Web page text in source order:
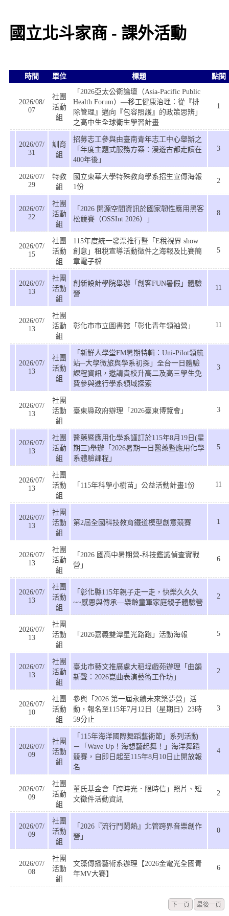
國立北斗家商 - 課外活動
時間 單位 標題 點閱
2026/08/
07
社團
活動
組
「2026亞太公衛論壇（Asia-Pacific Public
Health Forum）—移工健康治理：從『排
除管理』邁向『包容照護』的政策思辨」
之高中生全球衛生學習計畫
1
2026/07/
31
訓育
組
招募志工參與由臺南青年志工中心舉辦之
「年度主題式服務方案：漫遊古都走讀在
400年後」
3
2026/07/
29
特教
組
國立東華大學特殊教育學系招生宣傳海報
1份
2
2026/07/
22
社團
活動
組
「2026 開源空間資訊於國家韌性應用黑客
松競賽（OSSInt 2026）」
8
2026/07/
15
社團
活動
組
115年度統一發票推行暨「E稅視界 show
創意」租稅宣導活動徵件之海報及比賽簡
章電子檔
5
2026/07/
13
社團
活動
組
創新設計學院舉辦「創客FUN暑假」體驗
營
11
2026/07/
13
社團
活動
組
彰化市市立圖書館「彰化青年領袖營」 11
2026/07/
13
社團
活動
組
「新鮮人學堂FM暑期特輯：Uni-Pilot領航
站─大學微旅與學系初探」全台一日體驗
課程資訊，邀請貴校升高二及高三學生免
費參與進行學系領域探索
3
2026/07/
13
社團
活動
組
臺東縣政府辦理「2026臺東博覽會」 3
2026/07/
13
社團
活動
組
醫藥暨應用化學系謹訂於115年8月19日(星
期三)舉辦「2026暑期一日醫藥暨應用化學
系體驗課程」
5
2026/07/
13
社團
活動
組
「115年科學小樹苗」公益活動計畫1份 11
2026/07/
13
社團
活動
組
第2屆全國科技教育鐵道模型創意競賽 1
2026/07/
13
社團
活動
組
「2026 國高中暑期營-科技鑑識偵查實戰
營」
6
2026/07/
13
社團
活動
組
「彰化縣115年親子走一走，快樂久久久
~~感恩與傳承—樂齡童軍家庭親子體驗營
2
2026/07/
13
社團
活動
組
「2026嘉義雙潭星光路跑」活動海報 5
2026/07/
13
社團
活動
組
臺北市藝文推廣處大稻埕戲苑辦理「曲韻
新聲：2026崑曲表演藝術工作坊」
2
2026/07/
10
社團
活動
組
參與「2026 第一屆永續未來築夢營」活
動，報名至115年7月12日（星期日）23時
59分止
3
2026/07/
09
社團
活動
組
「115年海洋國際舞蹈藝術節」系列活動
－「Wave Up！海想藝起舞！」海洋舞蹈
競賽，自即日起至115年8月10日止開放報
名
4
2026/07/
09
社團
活動
組
董氏基金會「跨時光．限時信」照片、短
文徵件活動資訊
2
2026/07/
09
社團
活動
組
「2026『流行鬥鬧熱』北管跨界音樂創作
營」
0
2026/07/
08
社團
活動
組
文藻傳播藝術系辦理【2026金電光全國青
年MV大賽】
6
下一頁 最後一頁